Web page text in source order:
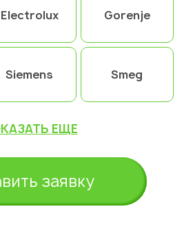
Electrolux Gorenje
Siemens Smeg
ЕЩЕ
заявку